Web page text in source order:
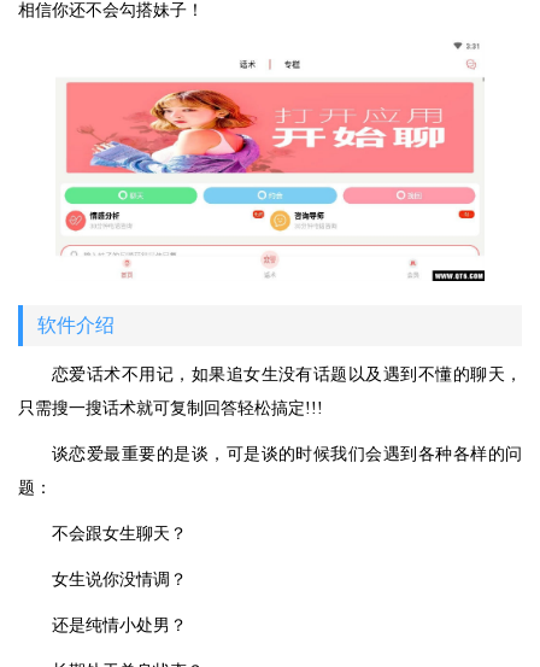
相信你还不会勾搭妹子！
软件介绍
恋爱话术不用记，如果追女生没有话题以及遇到不懂的聊天，
只需搜一搜话术就可复制回答轻松搞定!!!
谈恋爱最重要的是谈，可是谈的时候我们会遇到各种各样的问
题：
不会跟女生聊天？
女生说你没情调？
还是纯情小处男？